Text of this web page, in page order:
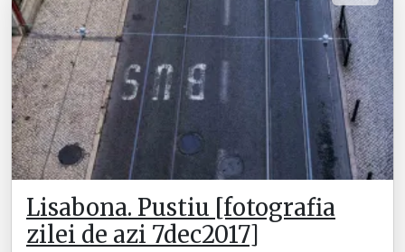
Lisabona. Pustiu [fotografia
zilei de azi 7dec2017]